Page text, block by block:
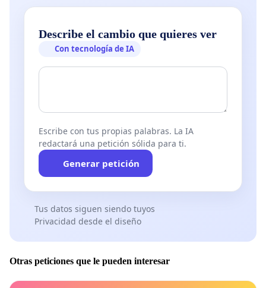
Describe el cambio que quieres ver
Con tecnología de IA
Escribe con tus propias palabras. La IA
redactará una petición sólida para ti.
Generar petición
Tus datos siguen siendo tuyos
Privacidad desde el diseño
Otras peticiones que le pueden interesar